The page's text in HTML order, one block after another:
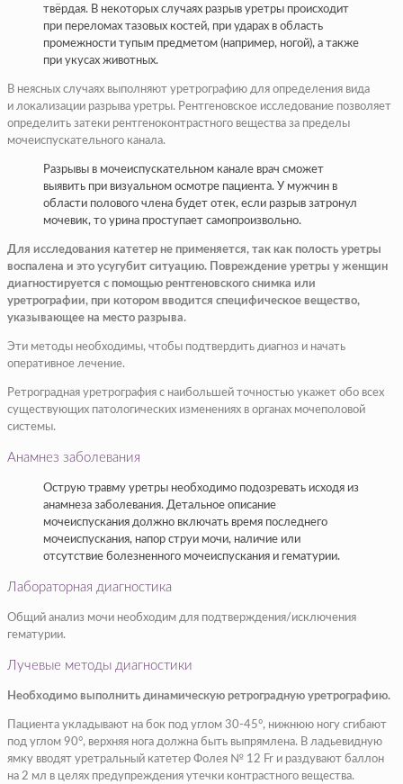
твёрдая. В некоторых случаях разрыв уретры происходит
при переломах тазовых костей, при ударах в область
промежности тупым предметом (например, ногой), а также
при укусах животных.
В неясных случаях выполняют уретрографию для определения вида
и локализации разрыва уретры. Рентгеновское исследование позволяет
определить затеки рентгеноконтрастного вещества за пределы
мочеиспускательного канала.
Разрывы в мочеиспускательном канале врач сможет
выявить при визуальном осмотре пациента. У мужчин в
области полового члена будет отек, если разрыв затронул
мочевик, то урина проступает самопроизвольно.
Для исследования катетер не применяется, так как полость уретры
воспалена и это усугубит ситуацию. Повреждение уретры у женщин
диагностируется с помощью рентгеновского снимка или
уретрографии, при котором вводится специфическое вещество,
указывающее на место разрыва.
Эти методы необходимы, чтобы подтвердить диагноз и начать
оперативное лечение.
Ретроградная уретрография с наибольшей точностью укажет обо всех
существующих патологических изменениях в органах мочеполовой
системы.
Анамнез заболевания
Острую травму уретры необходимо подозревать исходя из
анамнеза заболевания. Детальное описание
мочеиспускания должно включать время последнего
мочеиспускания, напор струи мочи, наличие или
отсутствие болезненного мочеиспускания и гематурии.
Лабораторная диагностика
Общий анализ мочи необходим для подтверждения/исключения
гематурии.
Лучевые методы диагностики
Необходимо выполнить динамическую ретроградную уретрографию.
Пациента укладывают на бок под углом 30-45°, нижнюю ногу сгибают
под углом 90°, верхняя нога должна быть выпрямлена. В ладьевидную
ямку вводят уретральный катетер Фолея № 12 Fr и раздувают баллон
на 2 мл в целях предупреждения утечки контрастного вещества.